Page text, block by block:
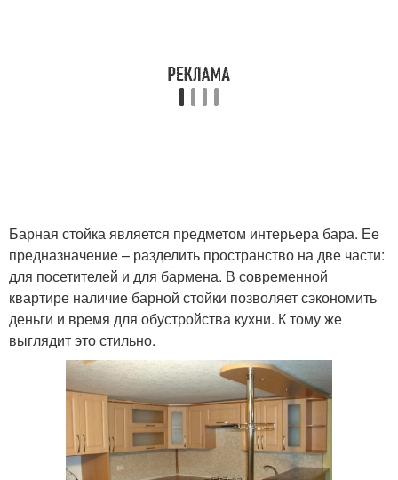
Барная стойка является предметом интерьера бара. Ее
предназначение – разделить пространство на две части:
для посетителей и для бармена. В современной
квартире наличие барной стойки позволяет сэкономить
деньги и время для обустройства кухни. К тому же
выглядит это стильно.